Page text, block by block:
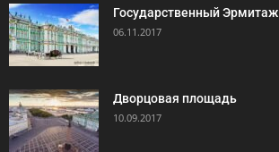
Государственный Эрмитаж
06.11.2017
Дворцовая площадь
10.09.2017